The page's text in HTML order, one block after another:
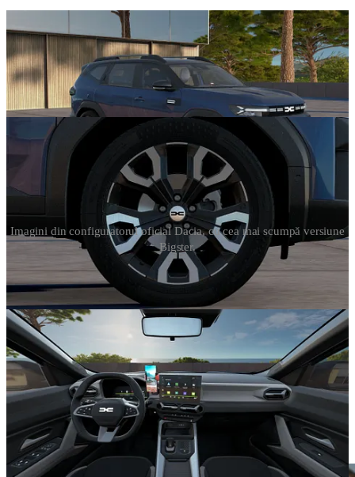
Imagini din configuratorul oficial Dacia, cu cea mai scumpă versiune
Bigster.
Am făcut munca murdară de a adăuga toate opționalele pe care le
pune la bătaie Bigster în
configuratorul deschis pe site-ul oficial
deci pot să-ți spun că un Bigster
fără piele, că n-are, sare de
34.000 de euro. Deci dacă vrei jante de 19 inchi (+250 de euro),
plafon panoramic (+850 de euro), cea mai scumpă culoare exterioară
(Indigo Blue, +700 de euro), acoperiș contrastant de culoare neagră
(+300 de euro), pachetul de asistență la parcare (+500 de euro) toate
accesoriile de agățare a lucrurilor prin interior și cârlig de tractare
retractabil (500 de euro), ajungi la un maxim de 34.384 de euro.
Partea bună e că albastrul ăla de Passate plictisitor. Mergi cu
încredere pe Terracota Brun. Vei avea o mașină care arată mai bine
și care e mai ieftină cu 200 de euro. Bani de benzină. Cu plăcere.